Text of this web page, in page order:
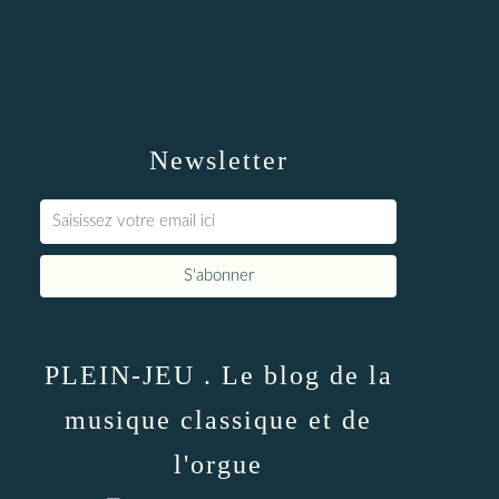
Newsletter
PLEIN-JEU . Le blog de la
musique classique et de
l'orgue